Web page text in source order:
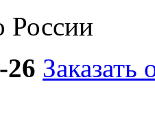
России
26 Заказать